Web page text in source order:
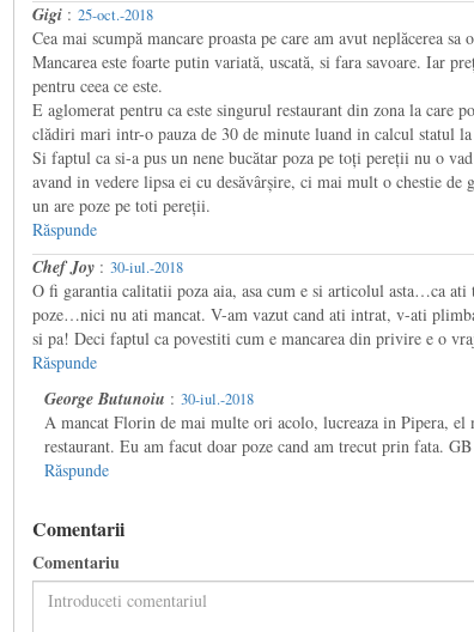
Gigi: 25-oct.-2018
Cea mai scumpă mancare proasta pe care am avut neplăcerea sa
Mancarea este foarte putin variată, uscată, si fara savoare. Iar
pentru ceea ce este.
E aglomerat pentru ca este singurul restaurant din zona la care
clădiri mari intr-o pauza de 30 de minute luand in calcul statul la
Si faptul ca si-a pus un nene bucătar poza pe toți pereții nu o
avand in vedere lipsa ei cu desăvârșire, ci mai mult o chestie
un are poze pe toti pereții.
Răspunde
Chef Joy: 30-iul.-2018
O fi garantia calitatii poza aia, asa cum e si articolul asta…ca ati
poze…nici nu ati mancat. V-am vazut cand ati intrat, v-ati
si pa! Deci faptul ca povestiti cum e mancarea din privire e o
Răspunde
George Butunoiu : 30-iul.-2018
A mancat Florin de mai multe ori acolo, lucreaza in Pipera, el
restaurant. Eu am facut doar poze cand am trecut prin fata. GB
Răspunde
Comentarii
Comentariu